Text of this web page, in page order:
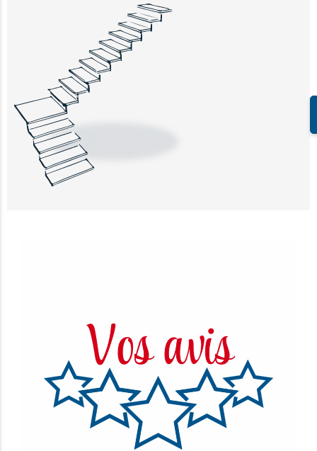
remarquable. Le travail est soigné, précis, avec
une vraie attention portée aux détails et à la
qualité des finitions. Le résultat est tout
simplement magnifique. Un grand merci pour
votre écoute, vos conseils avisés et votre
sérieux tout au long du projet. Je recommande
sans hésiter !